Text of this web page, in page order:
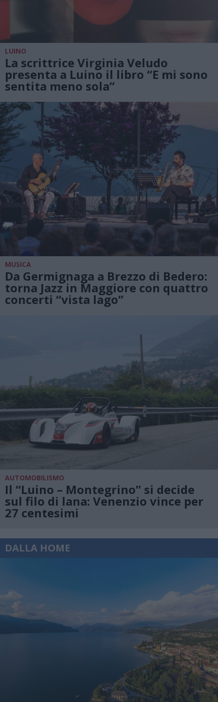
LUINO
La scrittrice Virginia Veludo
presenta a Luino il libro “E mi sono
sentita meno sola”
MUSICA
Da Germignaga a Brezzo di Bedero:
torna Jazz in Maggiore con quattro
concerti “vista lago”
AUTOMOBILISMO
Il “Luino – Montegrino” si decide
sul filo di lana: Venenzio vince per
27 centesimi
DALLA HOME